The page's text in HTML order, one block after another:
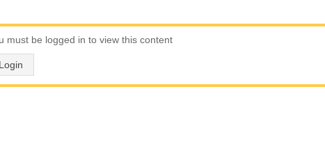
must be logged in to view this content